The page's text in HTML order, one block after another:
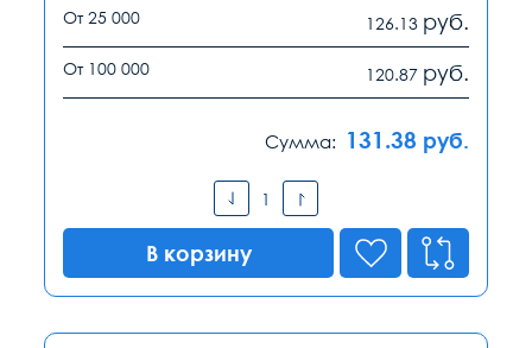
От 25 000 126.13 руб.
От 100 000 120.87 руб.
Сумма: 131.38 руб.
В корзину